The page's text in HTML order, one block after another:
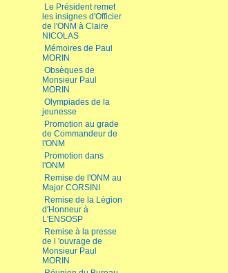
Le Président remet
les insignes d'Officier
de l'ONM à Claire
NICOLAS
Mémoires de Paul
MORIN
Obsèques de
Monsieur Paul
MORIN
Olympiades de la
jeunesse
Promotion au grade
de Commandeur de
l'ONM
Promotion dans
l'ONM
Remise de l'ONM au
Major CORSINI
Remise de la Légion
d'Honneur à
L'ENSOSP
Remise à la presse
de l 'ouvrage de
Monsieur Paul
MORIN